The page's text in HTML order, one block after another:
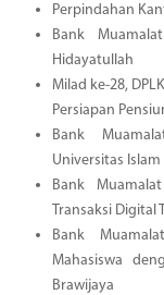
Perpindahan
Bank
Hidayatullah
Milad ke-28,
Persiapan
Bank
Universitas
Bank
Transaksi Digital
Bank
Mahasiswa
Brawijaya